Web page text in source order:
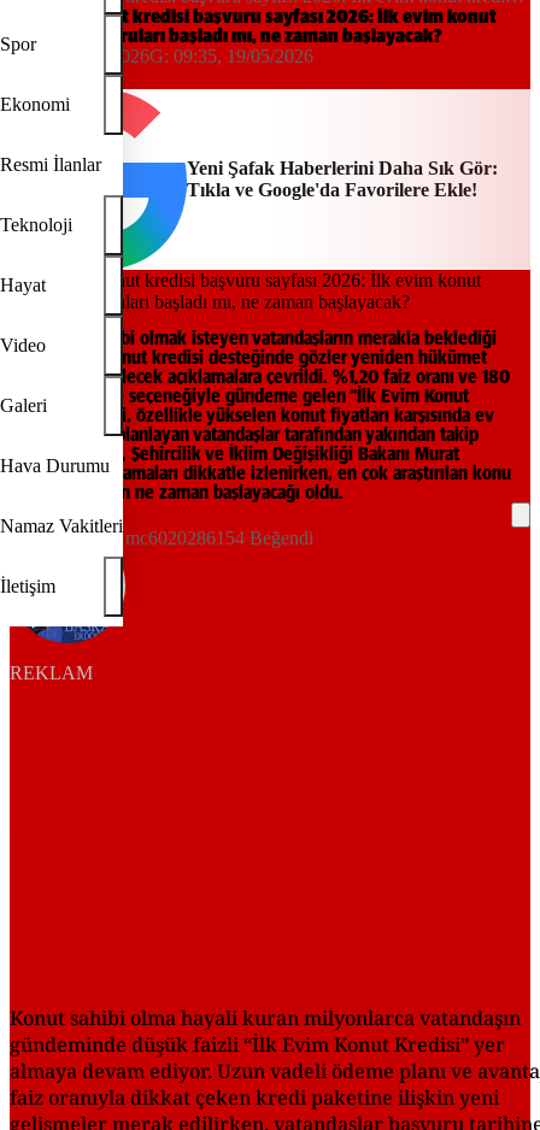
Spor
Ekonomi
Resmi İlanlar
Teknoloji
Hayat
Video
Galeri
Hava Durumu
Namaz Vakitleri
İletişim
başvuruları başladı mı, ne zaman başlayacak?
İlk evim konut kredisi başvuru sayfası 2026: İlk evim konut
kredisi başvuruları başladı mı, ne zaman başlayacak?
15:05, 18/05/2026G: 09:35, 19/05/2026
Yeni Şafak Haberlerini Daha Sık Gör:
Tıkla ve Google'da Favorilere Ekle!
İlk kez ev sahibi olmak isteyen vatandaşların merakla beklediği
düşük faizli konut kredisi desteğinde gözler yeniden hükümet
kanadından gelecek açıklamalara çevrildi. %1,20 faiz oranı ve 180
aya kadar vade seçeneğiyle gündeme gelen “İlk Evim Konut
Kredisi” projesi, özellikle yükselen konut fiyatları karşısında ev
sahibi olmayı planlayan vatandaşlar tarafından yakından takip
ediliyor. Çevre, Şehircilik ve İklim Değişikliği Bakanı Murat
Kurum’un açıklamaları dikkatle izlenirken, en çok araştırılan konu
ise başvuruların ne zaman başlayacağı oldu.
mc6020286154 Beğendi
REKLAM
Konut sahibi olma hayali kuran milyonlarca vatandaşın
gündeminde düşük faizli “İlk Evim Konut Kredisi” yer
almaya devam ediyor. Uzun vadeli ödeme planı ve
faiz oranıyla dikkat çeken kredi paketine ilişkin yeni
gelişmeler merak edilirken, vatandaşlar başvuru